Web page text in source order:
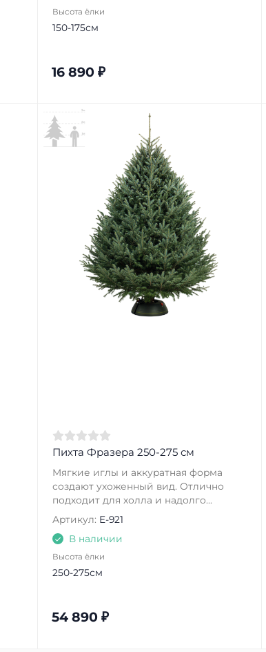
Высота ёлки
150-175см
16 890 ₽
Пихта Фразера 250-275 см
Мягкие иглы и аккуратная форма
создают ухоженный вид. Отлично
подходит для холла и надолго...
Артикул: E-921
В наличии
Высота ёлки
250-275см
54 890 ₽